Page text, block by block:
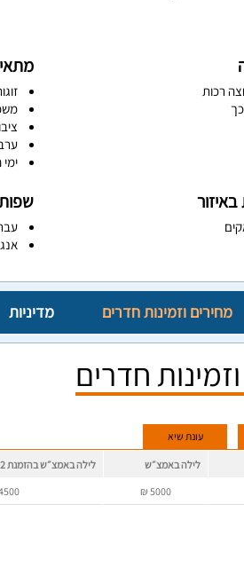
רכות
מחירים וזמינות חדרים מדיניות
חדרים
עונת שיא
לילה באמצ״ש לילה באמצ״ש בהזמנת 2 לילות
5000
₪